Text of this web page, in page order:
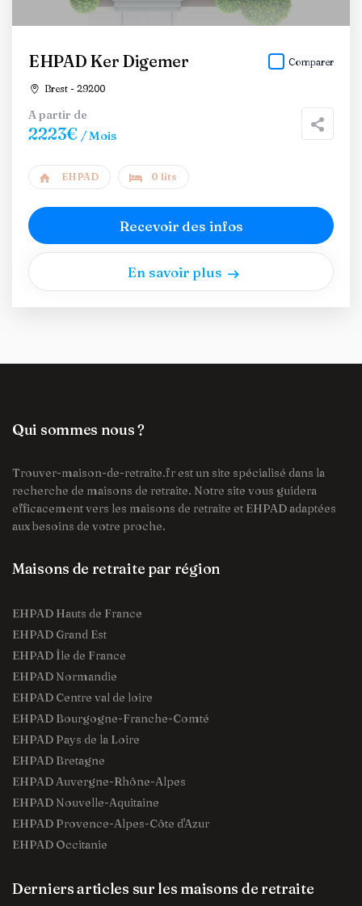
EHPAD Ker Digemer
Brest - 29200
Comparer
A partir de
2223€ / Mois
EHPAD 0 lits
Recevoir des infos
En savoir plus
Qui sommes nous ?
Trouver-maison-de-retraite.fr est un site spécialisé dans la
recherche de maisons de retraite. Notre site vous guidera
efficacement vers les maisons de retraite et EHPAD adaptées
aux besoins de votre proche.
Maisons de retraite par région
EHPAD Hauts de France
EHPAD Grand Est
EHPAD Île de France
EHPAD Normandie
EHPAD Centre val de loire
EHPAD Bourgogne-Franche-Comté
EHPAD Pays de la Loire
EHPAD Bretagne
EHPAD Auvergne-Rhône-Alpes
EHPAD Nouvelle-Aquitaine
EHPAD Provence-Alpes-Côte d'Azur
EHPAD Occitanie
Derniers articles sur les maisons de retraite